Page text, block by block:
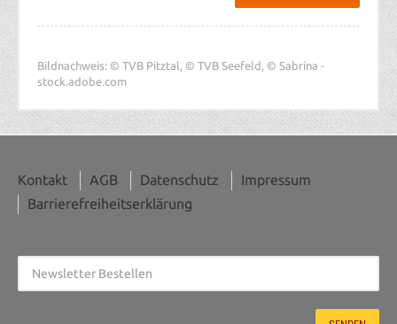
Bildnachweis: © TVB Pitztal, © TVB Seefeld, © Sabrina -
stock.adobe.com
Kontakt AGB Datenschutz
Impressum
Barrierefreiheitserklärung